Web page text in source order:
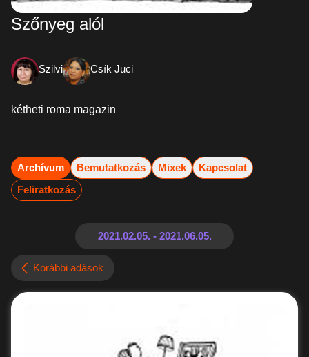
Szőnyeg alól
Szilvi Csík Juci
kétheti roma magazin
Archívum Bemutatkozás Mixek
Kapcsolat
Feliratkozás
Korábbi adások